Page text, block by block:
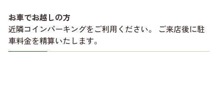
お車でお越しの方
近隣コインパーキングをご利用ください。 ご来店後に駐
車料金を精算いたします。